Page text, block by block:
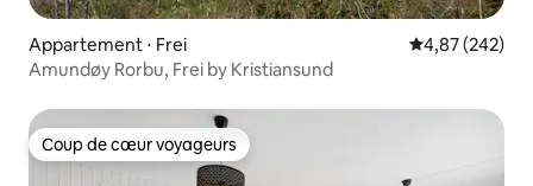
Appartement ⋅ Frei Évaluation
4,87 (242)
Amundøy Rorbu, Frei by Kristiansund
Coup de cœur voyageurs
Coup de cœur voyageurs